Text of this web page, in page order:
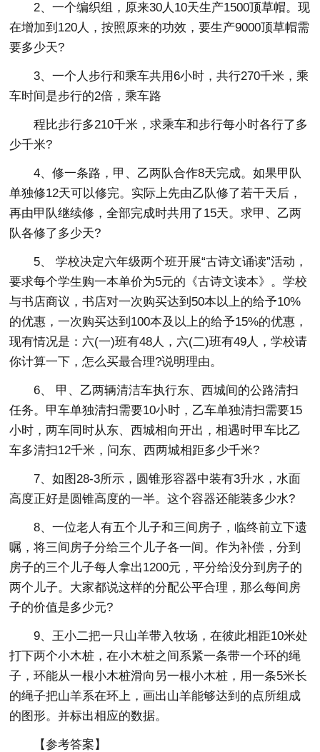
2、一个编织组，原来30人10天生产1500顶草帽。现
在增加到120人，按照原来的功效，要生产9000顶草帽需
要多少天?
3、一个人步行和乘车共用6小时，共行270千米，乘
车时间是步行的2倍，乘车路
程比步行多210千米，求乘车和步行每小时各行了多
少千米?
4、修一条路，甲、乙两队合作8天完成。如果甲队
单独修12天可以修完。实际上先由乙队修了若干天后，
再由甲队继续修，全部完成时共用了15天。求甲、乙两
队各修了多少天?
5、 学校决定六年级两个班开展“古诗文诵读”活动，
要求每个学生购一本单价为5元的《古诗文读本》。学校
与书店商议，书店对一次购买达到50本以上的给予10%
的优惠，一次购买达到100本及以上的给予15%的优惠，
现有情况是：六(一)班有48人，六(二)班有49人，学校请
你计算一下，怎么买最合理?说明理由。
6、 甲、乙两辆清洁车执行东、西城间的公路清扫
任务。甲车单独清扫需要10小时，乙车单独清扫需要15
小时，两车同时从东、西城相向开出，相遇时甲车比乙
车多清扫12千米，问东、西两城相距多少千米?
7、如图28-3所示，圆锥形容器中装有3升水，水面
高度正好是圆锥高度的一半。这个容器还能装多少水?
8、一位老人有五个儿子和三间房子，临终前立下遗
嘱，将三间房子分给三个儿子各一间。作为补偿，分到
房子的三个儿子每人拿出1200元，平分给没分到房子的
两个儿子。大家都说这样的分配公平合理，那么每间房
子的价值是多少元?
9、王小二把一只山羊带入牧场，在彼此相距10米处
打下两个小木桩，在小木桩之间系紧一条带一个环的绳
子，环能从一根小木桩滑向另一根小木桩，用一条5米长
的绳子把山羊系在环上，画出山羊能够达到的点所组成
的图形。并标出相应的数据。
【参考答案】